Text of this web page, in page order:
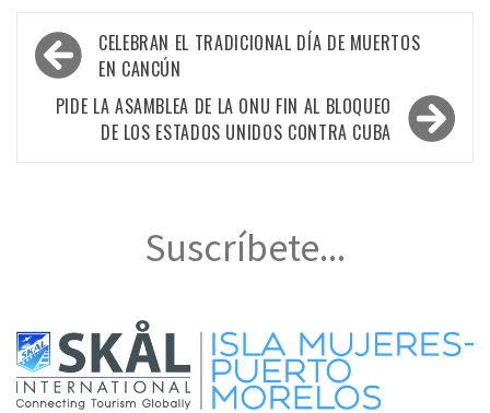
Navegación
de
entradas
CELEBRAN EL TRADICIONAL DÍA DE MUERTOS
EN CANCÚN
PIDE LA ASAMBLEA DE LA ONU FIN AL BLOQUEO
DE LOS ESTADOS UNIDOS CONTRA CUBA
Suscríbete...